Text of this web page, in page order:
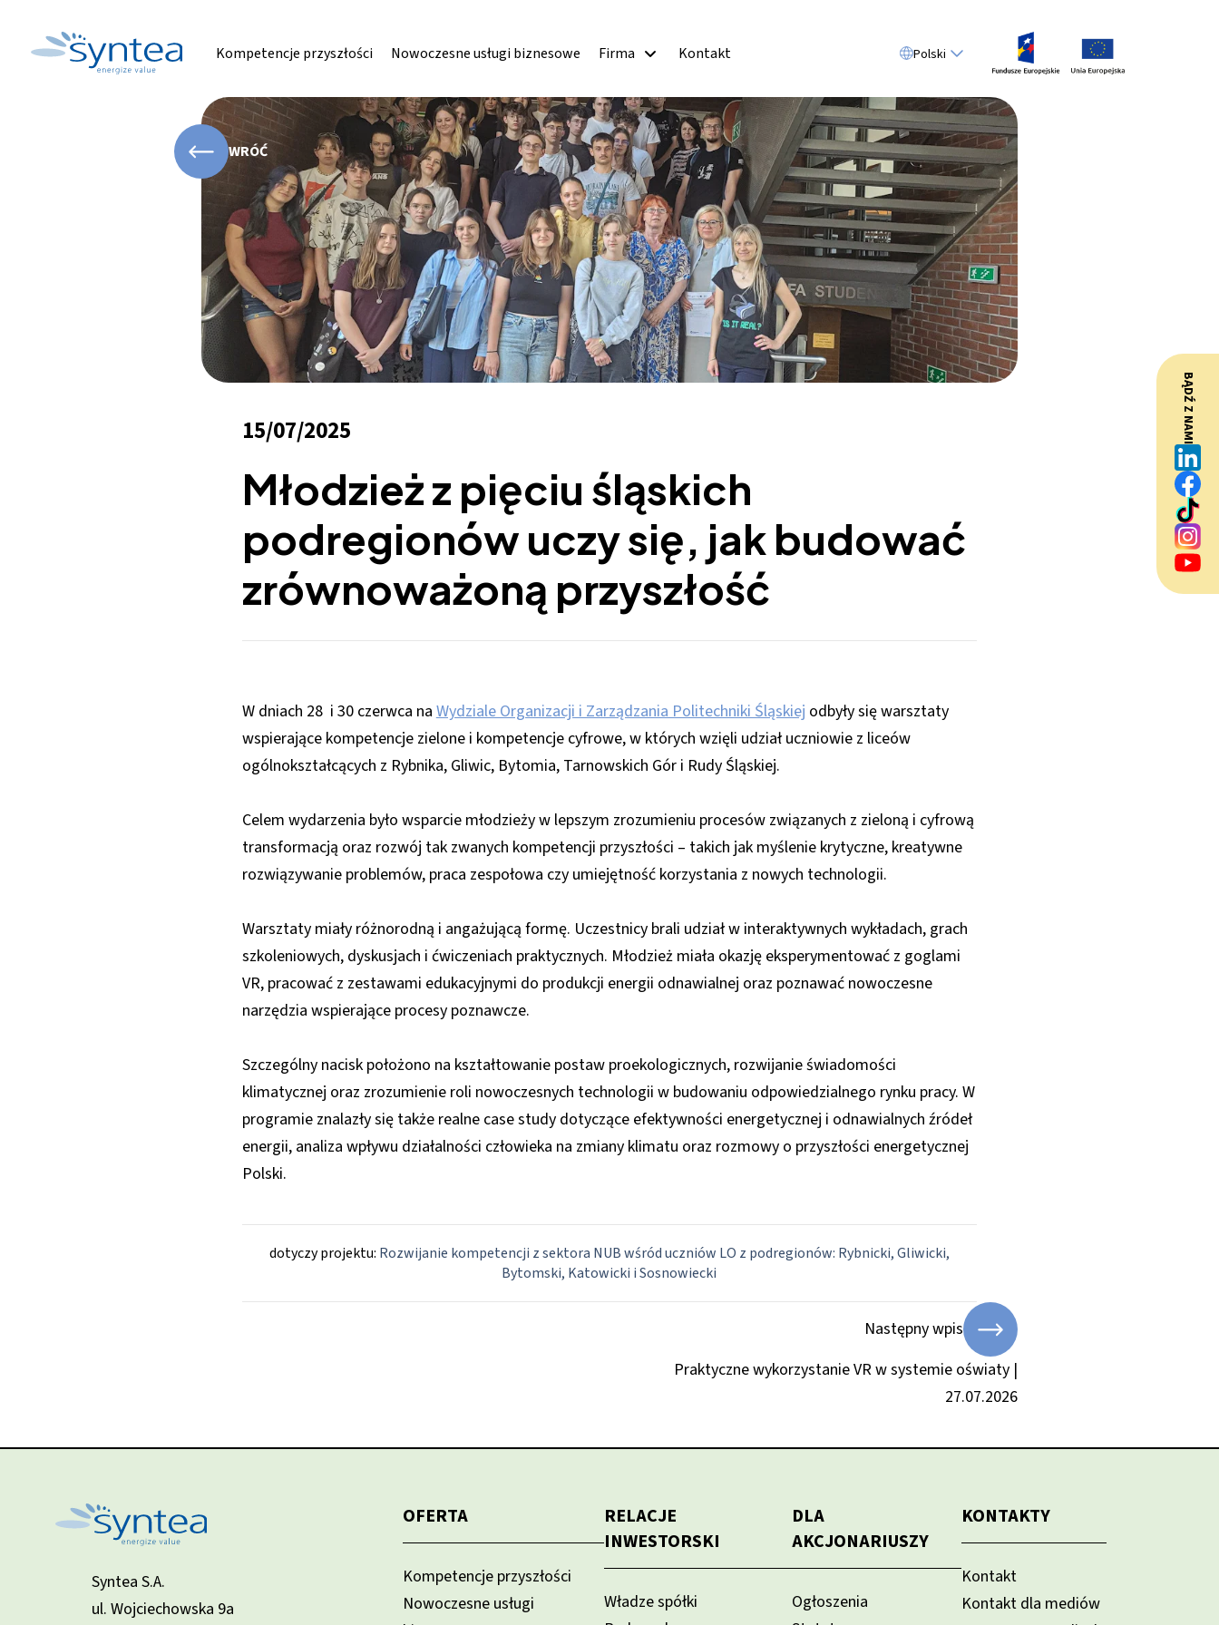
Kompetencje przyszłości Nowoczesne usługi biznesowe Firma Kontakt Polski
WRÓĆ
15/07/2025
Młodzież z pięciu śląskich
podregionów uczy się, jak budować
zrównoważoną przyszłość
W dniach 28 i 30 czerwca naWydziale Organizacji i Zarządzania Politechniki Śląskiej odbyły się warsztaty
wspierające kompetencje zielone i kompetencje cyfrowe, w których wzięli udział uczniowie z liceów
ogólnokształcących z Rybnika, Gliwic, Bytomia, Tarnowskich Gór i Rudy Śląskiej.
Celem wydarzenia było wsparcie młodzieży w lepszym zrozumieniu procesów związanych z zieloną i cyfrową
transformacją oraz rozwój tak zwanych kompetencji przyszłości – takich jak myślenie krytyczne, kreatywne
rozwiązywanie problemów, praca zespołowa czy umiejętność korzystania z nowych technologii.
Warsztaty miały różnorodną i angażującą formę. Uczestnicy brali udział w interaktywnych wykładach, grach
szkoleniowych, dyskusjach i ćwiczeniach praktycznych. Młodzież miała okazję eksperymentować z goglami
VR, pracować z zestawami edukacyjnymi do produkcji energii odnawialnej oraz poznawać nowoczesne
narzędzia wspierające procesy poznawcze.
Szczególny nacisk położono na kształtowanie postaw proekologicznych, rozwijanie świadomości
klimatycznej oraz zrozumienie roli nowoczesnych technologii w budowaniu odpowiedzialnego rynku pracy. W
programie znalazły się także realne case study dotyczące efektywności energetycznej i odnawialnych źródeł
energii, analiza wpływu działalności człowieka na zmiany klimatu oraz rozmowy o przyszłości energetycznej
Polski.
dotyczy projektu: Rozwijanie kompetencji z sektora NUB wśród uczniów LO z podregionów: Rybnicki, Gliwicki,
Bytomski, Katowicki i Sosnowiecki
Następny wpis
Praktyczne wykorzystanie VR w systemie oświaty |
27.07.2026
BĄDŹ Z NAMI
Syntea S.A.
ul. Wojciechowska 9a
OFERTA
Kompetencje przyszłości
Nowoczesne usługi
RELACJE
INWESTORSKI
Władze spółki
DLA
AKCJONARIUSZY
Ogłoszenia
KONTAKTY
Kontakt
Kontakt dla mediów